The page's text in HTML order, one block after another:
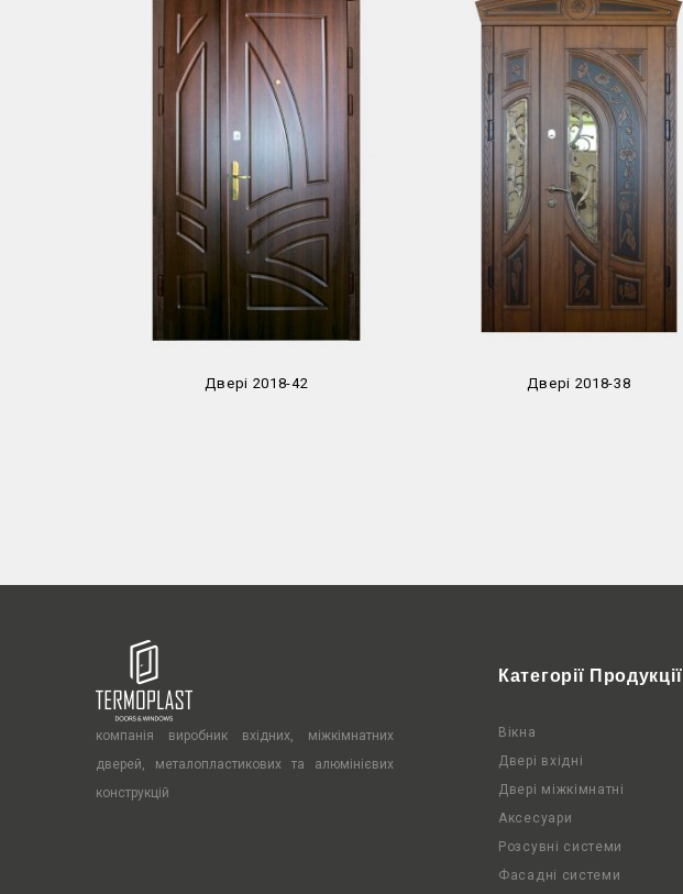
Двері 2018-42 Двері 2018-38
компанія виробник вхідних, міжкімнатних
дверей, металопластикових та алюмінієвих
конструкцій
Категорії Продукції
Вікна
Двері вхідні
Двері міжкімнатні
Аксесуари
Розсувні системи
Фасадні системи